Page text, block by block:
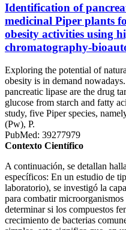
Identification of
medicinal Piper plants
obesity activities using
chromatography-
Exploring the potential of
obesity is in demand
pancreatic lipase are the drug
glucose from starch and fatty
study, five Piper species,
(Pw), P.
PubMed: 39277979
Contexto Científico
A continuación, se detallan
específicos: En un estudio de
laboratorio), se investigó la
para combatir
determinar si los compuestos
crecimiento de bacterias